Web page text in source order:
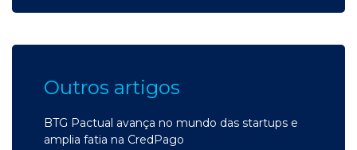
Outros artigos
BTG Pactual avança no mundo das startups e
amplia fatia na CredPago